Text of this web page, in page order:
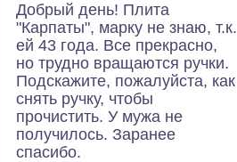
Добрый день! Плита
"Карпаты", марку не знаю, т.к.
ей 43 года. Все прекрасно,
но трудно вращаются ручки.
Подскажите, пожалуйста, как
снять ручку, чтобы
прочистить. У мужа не
получилось. Заранее
спасибо.